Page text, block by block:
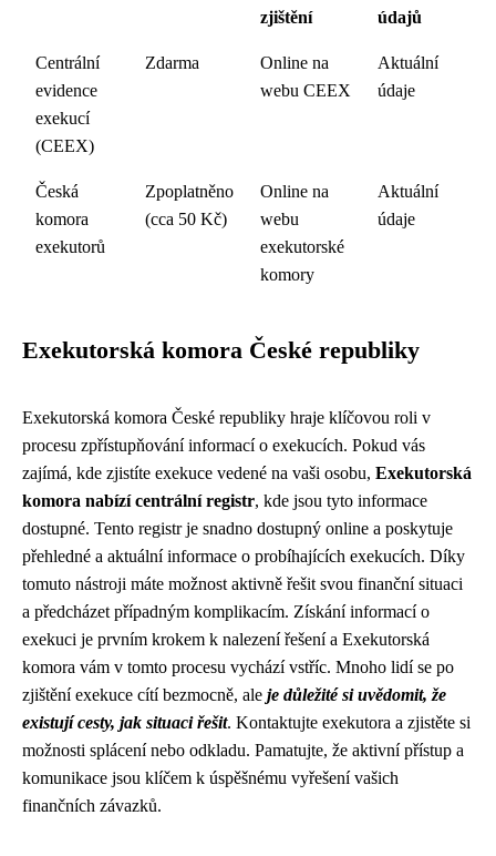
zjištění
údajů
Centrální
evidence
exekucí
(CEEX)
Zdarma
Online na
webu CEEX
Aktuální
údaje
Česká
komora
exekutorů
Zpoplatněno
(cca 50 Kč)
Online na
webu
exekutorské
komory
Aktuální
údaje
Exekutorská komora České republiky
Exekutorská komora České republiky hraje klíčovou roli v
procesu zpřístupňování informací o exekucích. Pokud vás
zajímá, kde zjistíte exekuce vedené na vaši osobu, Exekutorská
komora nabízí centrální registr, kde jsou tyto informace
dostupné. Tento registr je snadno dostupný online a poskytuje
přehledné a aktuální informace o probíhajících exekucích. Díky
tomuto nástroji máte možnost aktivně řešit svou finanční situaci
a předcházet případným komplikacím. Získání informací o
exekuci je prvním krokem k nalezení řešení a Exekutorská
komora vám v tomto procesu vychází vstříc. Mnoho lidí se po
zjištění exekuce cítí bezmocně, ale je důležité si uvědomit, že
existují cesty, jak situaci řešit. Kontaktujte exekutora a zjistěte si
možnosti splácení nebo odkladu. Pamatujte, že aktivní přístup a
komunikace jsou klíčem k úspěšnému vyřešení vašich
finančních závazků.